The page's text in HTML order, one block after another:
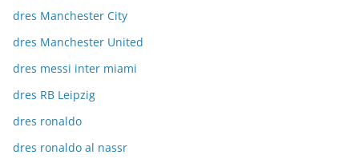
dres Manchester City
dres Manchester United
dres messi inter miami
dres RB Leipzig
dres ronaldo
dres ronaldo al nassr